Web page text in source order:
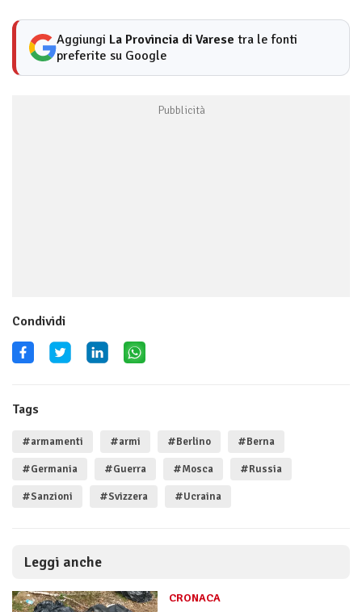
Aggiungi La Provincia di Varese tra le fonti
preferite su Google
Condividi
Tags
#armamenti #armi #Berlino #Berna
#Germania #Guerra #Mosca #Russia
#Sanzioni #Svizzera #Ucraina
Leggi anche
CRONACA